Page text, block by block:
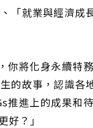
「就業與經濟成
你將化身永續特
的故事，認識各
推進上的成果和
？」